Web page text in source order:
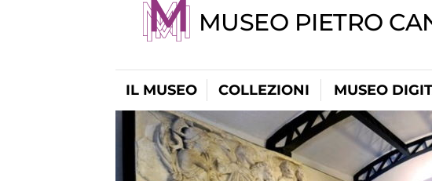
MUSEO PIETRO
IL MUSEO COLLEZIONI MUSEO